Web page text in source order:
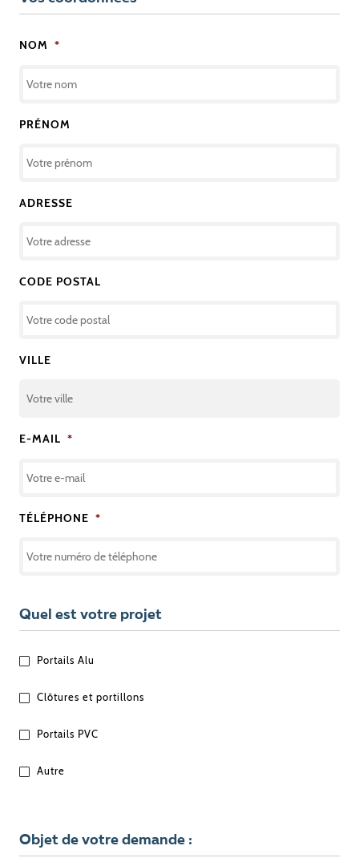
NOM *
PRÉNOM
ADRESSE
CODE POSTAL
VILLE
E-MAIL *
TÉLÉPHONE *
Quel est votre projet
QUEL
VOTRE
PROJET
Portails Alu
Clôtures et portillons
Portails PVC
Autre
Objet de votre demande :